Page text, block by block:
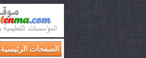
الصفحات الرئيسية